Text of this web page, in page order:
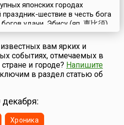
японских городах
праздник-шествие в честь бога
удачи. Эбису (яп. 恵比須)
покровителем рыбаков и
что богиня Солнца
и превратила в рыбака,
хлеб насущный. Поэтому-то
покровителем людей этих п...
известных вам ярких и
событиях, отмечаемых в
и городе? Напишите
в раздел статью об
декабря:
Хроника